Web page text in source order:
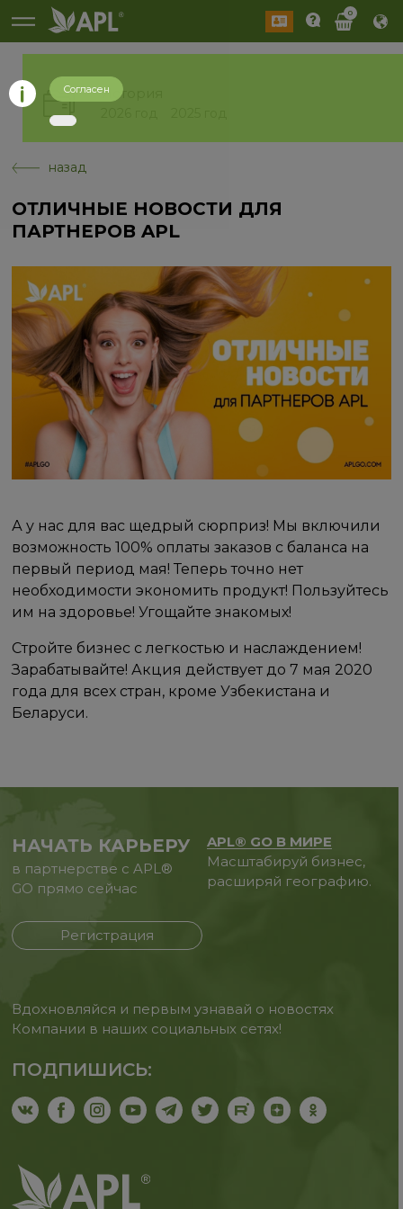
0
История
назад
ОТЛИЧНЫЕ НОВОСТИ ДЛЯ
ПАРТНЕРОВ APL
А у нас для вас щедрый сюрприз! Мы включили
возможность 100% оплаты заказов с баланса на
первый период мая! Теперь точно нет
необходимости экономить продукт! Пользуйтесь
им на здоровье! Угощайте знакомых!
Стройте бизнес с легкостью и наслаждением!
Зарабатывайте! Акция действует до 7 мая 2020
года для всех стран, кроме Узбекистана и
Беларуси.
НАЧАТЬ КАРЬЕРУ
в партнерстве с APL®
GO прямо сейчас
Регистрация
APL® GO В МИРЕ
Масштабируй бизнес,
расширяй географию.
Вдохновляйся и первым узнавай о новостях
Компании в наших социальных сетях!
ПОДПИШИСЬ:
Согласен